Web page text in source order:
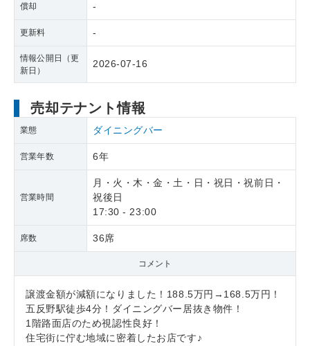
償却 -
更新料 -
情報公開日（更
新日）
2026-07-16
売却テナント情報
業態 ダイニングバー
営業年数 6年
営業時間
月・火・木・金・土・日・祝日・祝前日・
祝後日
17:30 - 23:00
席数 36席
コメント
譲渡金額が減額になりました！188.5万円→168.5万円！
五反野駅徒歩4分！ダイニングバー居抜き物件！
1階路面店のため視認性良好！
住宅街に佇む地域に密着したお店です♪